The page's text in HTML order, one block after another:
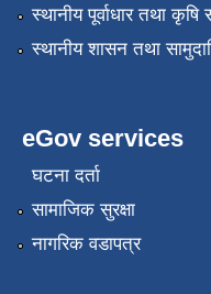
स्थानीय पूर्वाधार तथा
स्थानीय शासन तथा
eGov services
घटना दर्ता
सामाजिक सुरक्षा
नागरिक वडापत्र